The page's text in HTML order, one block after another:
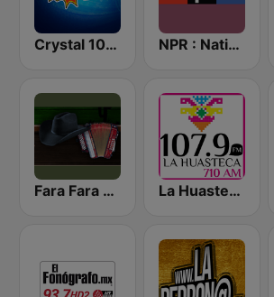
Crystal 104.9 FM NPR : National Public Radio
Fara Fara Radio La Huasteca 710 AM